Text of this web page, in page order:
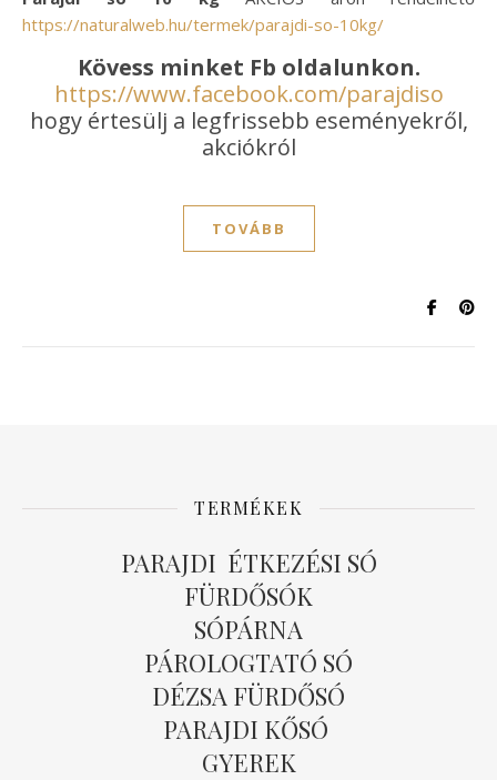
https://naturalweb.hu/termek/parajdi-so-10kg/
Kövess minket Fb oldalunkon.
https://www.facebook.com/parajdiso
hogy értesülj a legfrissebb eseményekről,
akciókról
TOVÁBB
TERMÉKEK
PARAJDI ÉTKEZÉSI SÓ
FÜRDŐSÓK
SÓPÁRNA
PÁROLOGTATÓ SÓ
DÉZSA FÜRDŐSÓ
PARAJDI KŐSÓ
GYEREK